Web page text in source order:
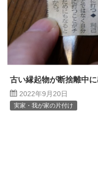
古い縁起物が断捨離中
2022年9月20日
実家・我が家の片付け